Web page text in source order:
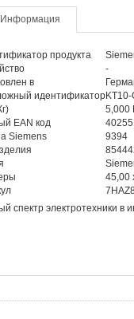
Информация
продукта
-
в
идентификаторKT10-
5,000
EAN код
Siemens
9394
45,00
спектр электротехники в